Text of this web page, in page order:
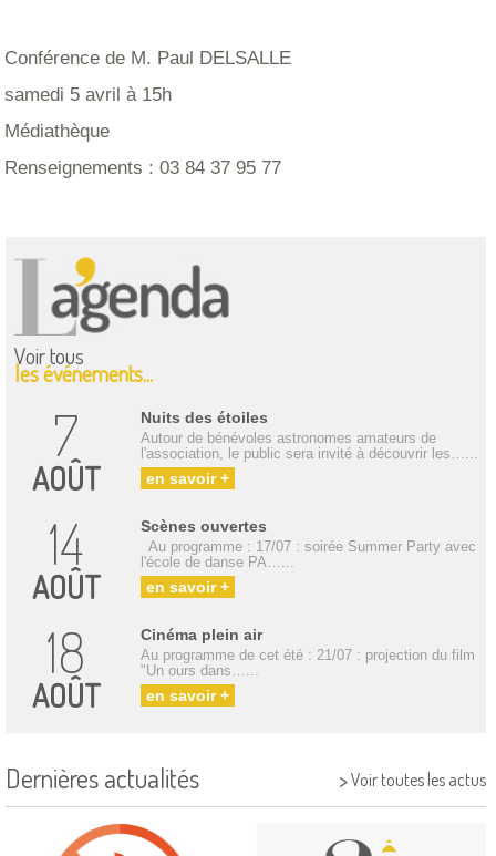
Conférence de M. Paul DELSALLE
samedi 5 avril à 15h
Médiathèque
Renseignements : 03 84 37 95 77
Voir tous
les événements...
7
AOÛT
Nuits des étoiles
Autour de bénévoles astronomes amateurs de
l'association, le public sera invité à découvrir les…...
en savoir +
14
AOÛT
Scènes ouvertes
Au programme : 17/07 : soirée Summer Party avec
l'école de danse PA…...
en savoir +
18
AOÛT
Cinéma plein air
Au programme de cet été : 21/07 : projection du film
"Un ours dans…...
en savoir +
Dernières actualités >Voir toutes les actus